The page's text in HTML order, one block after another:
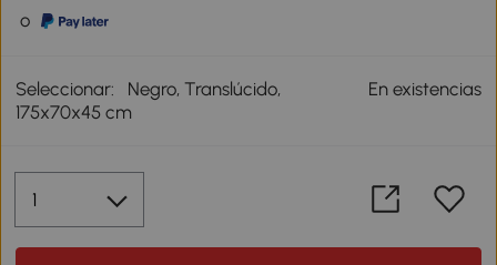
o
Seleccionar:
Negro, Translúcido,
175x70x45 cm
En existencias